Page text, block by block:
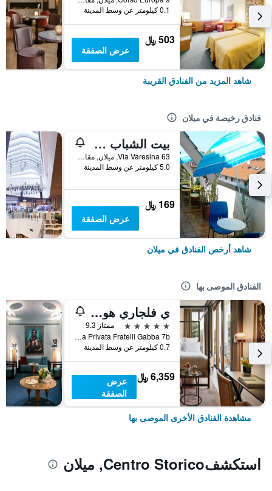
0.1 كيلومتر عن وسط المدينة
503 ﷼
عرض الصفقة
شاهد المزيد من الفنادق القريبة
فنادق رخيصة في ميلان
بيت الشباب ستار
Via Varesina 63, ميلان, مقاطعة ميلانو, إيطاليا
5.0 كيلومتر عن وسط المدينة
169 ﷼
عرض الصفقة
شاهد أرخص الفنادق في ميلان
الفنادق الموصى بها
ي فلجاري هوتل ميلانو
5 نجوم
ممتاز 9.3
Via Privata Fratelli Gabba 7b, ميلان, مقاطعة ميلانو, إيطاليا
0.7 كيلومتر عن وسط المدينة
6,359 ﷼
عرض
الصفقة
مشاهدة الفنادق الأخرى الموصى بها
استكشفCentro Storico, ميلان